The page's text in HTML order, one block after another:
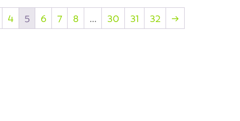
4 5 6 7 8 … 30 31 32 →